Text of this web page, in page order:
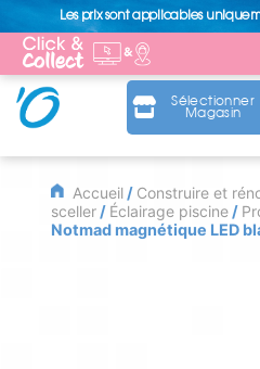
Les prix sont applicables
Sélectionner
Magasin
Accueil/ Construire et
sceller/ Éclairage piscine/
Notmad magnétique LED